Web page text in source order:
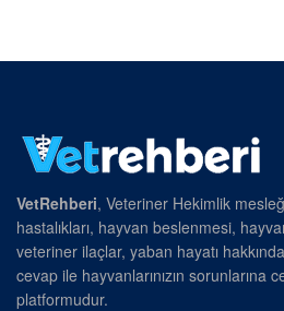
VetRehberi, Veteriner Hekimlik
hastalıkları, hayvan beslenmesi,
veteriner ilaçlar, yaban hayatı
cevap ile hayvanlarınızın sorunlarına
platformudur.